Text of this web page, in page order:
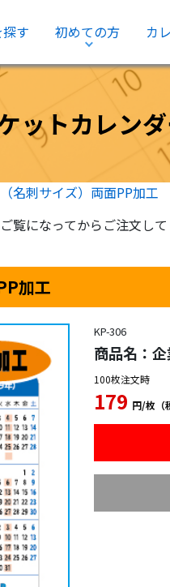
す
初めての方
ショッピン
カ
ットカレン
名刺サイズ）両面PP加工
覧になってからご注文して
加工
KP-306
商品名：
100枚注文時
179 円/枚（